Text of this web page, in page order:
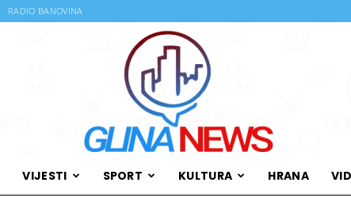
RADIO BANOVINA
VIJESTI SPORT KULTURA HRANA